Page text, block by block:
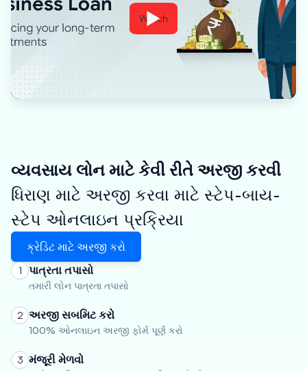
Watch
વ્યવસાય લોન માટે કેવી રીતે અરજી કરવી
ધિરાણ માટે અરજી કરવા માટે સ્ટેપ-બાય-
સ્ટેપ ઓનલાઇન પ્રક્રિયા
ક્રેડિટ માટે અરજી કરો
1 પાત્રતા તપાસો
તમારી લોન પાત્રતા તપાસો
2 અરજી સબમિટ કરો
100% ઓનલાઇન અરજી ફોર્મ પૂર્ણ કરો
3 મંજૂરી મેળવો